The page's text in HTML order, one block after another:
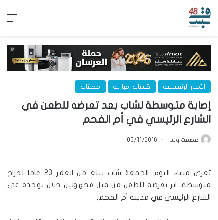
الأخبار الرئيســـية قبسات إخبارية محليّات
إصابة متوسطة لشاب بعد تعرضه للطعن في
الشارع الرئيسي في أم الفحم
عصمت وتد 05/11/2016
تعرض مساء اليوم الجمعة شاب يبلغ من العمر 23 عاما لجراح
متوسطة، اثر تعرضه للطعن من قبل مجهولين خلال تواجده في
الشارع الرئيسي في مدينة أم الفحم.